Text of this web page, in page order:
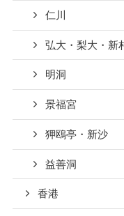
仁川
弘大・梨大・新
明洞
景福宮
狎鴎亭・新沙
益善洞
香港